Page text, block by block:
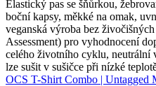
Elastický pas se šňůrkou,
boční kapsy, měkké na omak,
veganská výroba bez
Assessment) pro vyhodnocení
celého životního cyklu, neutrální
lze sušit v sušičce při nízké
OCS T-Shirt Combo | Untagged